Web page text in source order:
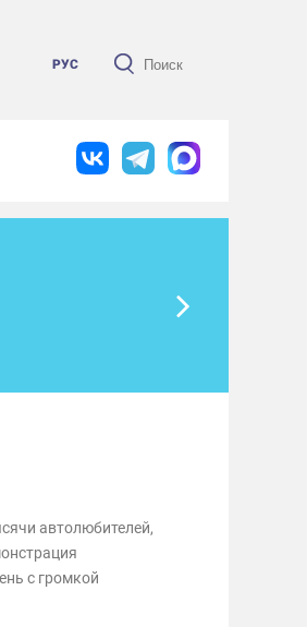
РУС
автолюбителей,
с громкой